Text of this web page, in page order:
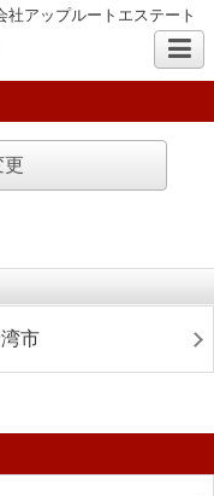
アップルートエステート
更
市